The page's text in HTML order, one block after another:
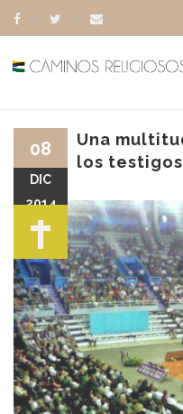
Una
los
08
DIC
2014